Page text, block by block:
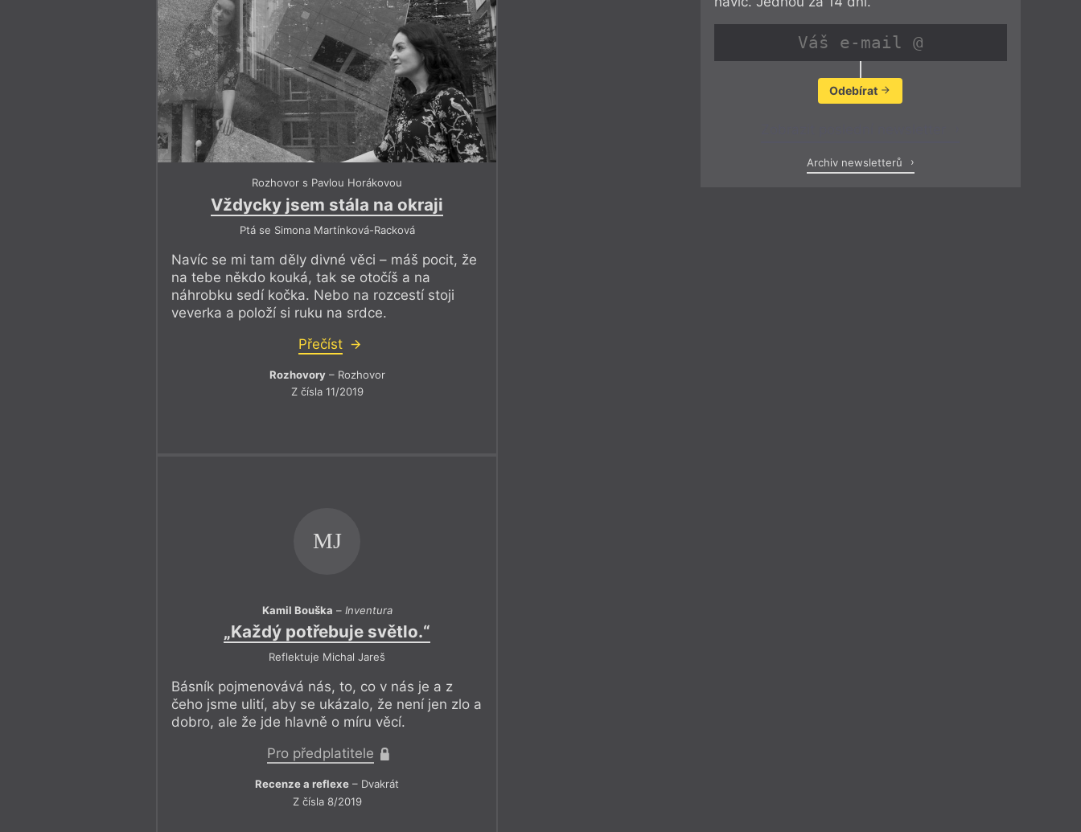
Rozhovor s Pavlou Horákovou
Vždycky jsem stála na okraji
Ptá se Simona Martínková-Racková
Navíc se mi tam děly divné věci – máš pocit, že
na tebe někdo kouká, tak se otočíš a na
náhrobku sedí kočka. Nebo na rozcestí stoji
veverka a položí si ruku na srdce.
Přečíst
Rozhovory– Rozhovor
Z čísla 11/2019
MJ
Kamil Bouška – Inventura
„Každý potřebuje světlo.“
Reflektuje Michal Jareš
Básník pojmenovává nás, to, co v nás je a z
čeho jsme ulití, aby se ukázalo, že není jen zlo a
dobro, ale že jde hlavně o míru věcí.
Pro předplatitele
Recenze a reflexe – Dvakrát
Z čísla 8/2019
Odebírat
Archiv newsletterů